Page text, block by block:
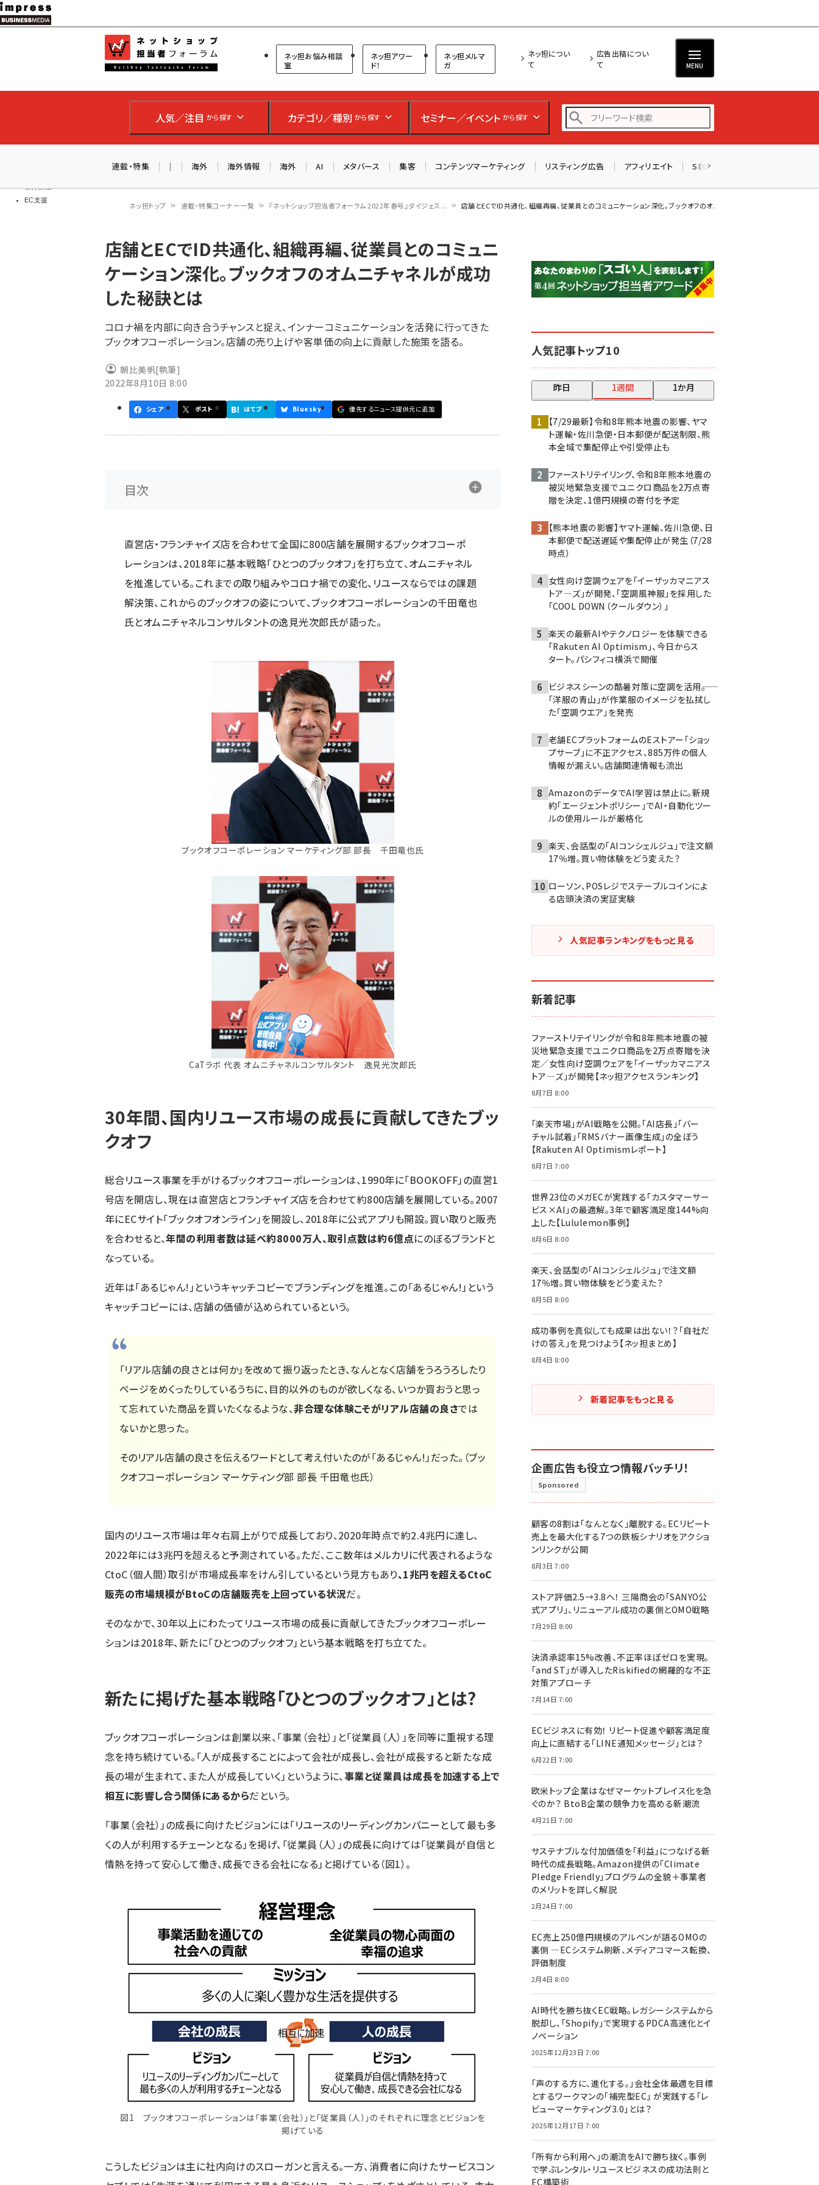
メ
イ
ン
ツ
移
教育講座
EC支援
ネットショップ担当者フォーラム
ネッ担お悩み相談
室
ネッ担アワー
ド！
ネッ担メルマ
ガ
ネッ担につい
て
広告出稿につい
て
MENU
人気／注目 から探す カテゴリ／種別 から探す セミナー／イベント から探す
yahoo (1901)
アスクル (1119)
base (1077)
連載・特集 | 海外 海外情報 海外 AI メタバース 集客 コンテンツマーケティング リスティング広告 アフィリエイト SEO
ン
く
ず
ネッ担トップ 連載・特集コーナー一覧 『ネットショップ担当者フォーラム 2022年春号』ダイジェス... 店舗とECでID共通化、組織再編、従業員とのコミュニケーション深化。ブックオフのオムニチャネルが成功した秘訣とは
店舗とECでID共通化、組織再編、従業員とのコミュニ
ケーション深化。ブックオフのオムニチャネルが成功
した秘訣とは
コロナ禍を内部に向き合うチャンスと捉え、インナーコミュニケーションを活発に行ってきた
ブックオフコーポレーション。店舗の売り上げや客単価の向上に貢献した施策を語る。
朝比美帆[執筆]
2022年8月10日 8:00
シェア ポスト はてブ Bluesky 優先するニュース提供元に追加
目次
直営店・フランチャイズ店を合わせて全国に800店舗を展開するブックオフコーポ
レーションは、2018年に基本戦略「ひとつのブックオフ」を打ち立て、オムニチャネル
を推進している。これまでの取り組みやコロナ禍での変化、リユースならではの課題
解決策、これからのブックオフの姿について、ブックオフコーポレーションの千田竜也
氏とオムニチャネルコンサルタントの逸見光次郎氏が語った。
ブックオフコーポレーション マーケティング部 部長 千田竜也氏
CaTラボ 代表 オムニチャネルコンサルタント 逸見光次郎氏
30年間、国内リユース市場の成長に貢献してきたブッ
クオフ
総合リユース事業を手がけるブックオフコーポレーションは、1990年に「BOOKOFF」の直営1
号店を開店し、現在は直営店とフランチャイズ店を合わせて約800店舗を展開している。2007
年にECサイト「ブックオフオンライン」を開設し、2018年に公式アプリも開設。買い取りと販売
を合わせると、年間の利用者数は延べ約8000万人、取引点数は約6億点にのぼるブランドと
なっている。
近年は「あるじゃん!」というキャッチコピーでブランディングを推進。この「あるじゃん!」という
キャッチコピーには、店舗の価値が込められているという。
「リアル店舗の良さとは何か」を改めて振り返ったとき、なんとなく店舗をうろうろしたり
ページをめくったりしているうちに、目的以外のものが欲しくなる、いつか買おうと思っ
て忘れていた商品を買いたくなるような、非合理な体験こそがリアル店舗の良さでは
ないかと思った。
そのリアル店舗の良さを伝えるワードとして考え付いたのが「あるじゃん!」だった。（ブッ
クオフコーポレーション マーケティング部 部長 千田竜也氏）
国内のリユース市場は年々右肩上がりで成長しており、2020年時点で約2.4兆円に達し、
2022年には3兆円を超えると予測されている。ただ、ここ数年はメルカリに代表されるような
CtoC（個人間）取引が市場成長率をけん引しているという見方もあり、1兆円を超えるCtoC
販売の市場規模がBtoCの店舗販売を上回っている状況だ。
そのなかで、30年以上にわたってリユース市場の成長に貢献してきたブックオフコーポレー
ションは2018年、新たに「ひとつのブックオフ」という基本戦略を打ち立てた。
新たに掲げた基本戦略「ひとつのブックオフ」とは?
ブックオフコーポレーションは創業以来、「事業（会社）」と「従業員（人）」を同等に重視する理
念を持ち続けている。「人が成長することによって会社が成長し、会社が成長すると新たな成
長の場が生まれて、また人が成長していく」というように、事業と従業員は成長を加速する上で
相互に影響し合う関係にあるからだという。
「事業（会社）」の成長に向けたビジョンには「リユースのリーディングカンパニーとして最も多
くの人が利用するチェーンとなる」を掲げ、「従業員（人）」の成長に向けては「従業員が自信と
情熱を持って安心して働き、成長できる会社になる」と掲げている（図1）。
図1 ブックオフコーポレーションは「事業（会社）」と「従業員（人）」のそれぞれに理念とビジョンを
掲げている
こうしたビジョンは主に社内向けのスローガンと言える。一方、消費者に向けたサービスコン
人気記事トップ10
昨日 1週間 1か月
【7/29最新】令和8年熊本地震の影響、ヤマ
ト運輸・佐川急便・日本郵便が配送制限、熊
本全域で集配停止や引受停止も
ファーストリテイリング、令和8年熊本地震の
被災地緊急支援でユニクロ商品を2万点寄
贈を決定、1億円規模の寄付を予定
【熊本地震の影響】ヤマト運輸、佐川急便、日
本郵便で配送遅延や集配停止が発生（7/28
時点）
女性向け空調ウェアを「イーザッカマニアス
トア―ズ」が開発、「空調風神服」を採用した
「COOL DOWN（クールダウン）」
楽天の最新AIやテクノロジーを体験できる
「Rakuten AI Optimism」、今日からス
タート。パシフィコ横浜で開催
ビジネスシーンの酷暑対策に空調を活用――。
「洋服の青山」が作業服のイメージを払拭し
た「空調ウエア」を発売
老舗ECプラットフォームのEストアー「ショッ
プサーブ」に不正アクセス、885万件の個人
情報が漏えい。店舗関連情報も流出
AmazonのデータでAI学習は禁止に。新規
約「エージェントポリシー」でAI・自動化ツー
ルの使用ルールが厳格化
楽天、会話型の「AIコンシェルジュ」で注文額
17％増。買い物体験をどう変えた？
ローソン、POSレジでステーブルコインによ
る店頭決済の実証実験
人気記事ランキングをもっと見る
新着記事
ファーストリテイリングが令和8年熊本地震の被
災地緊急支援でユニクロ商品を2万点寄贈を決
定／女性向け空調ウェアを「イーザッカマニアス
トア―ズ」が開発【ネッ担アクセスランキング】
8月7日 8:00
「楽天市場」がAI戦略を公開。「AI店長」「バー
チャル試着」「RMSバナー画像生成」の全ぼう
【Rakuten AI Optimismレポート】
8月7日 7:00
世界23位のメガECが実践する「カスタマーサー
ビス×AI」の最適解。3年で顧客満足度144%向
上した【Lululemon事例】
8月6日 8:00
楽天、会話型の「AIコンシェルジュ」で注文額
17％増。買い物体験をどう変えた？
8月5日 8:00
成功事例を真似しても成果は出ない！？「自社だ
けの答え」を見つけよう【ネッ担まとめ】
8月4日 8:00
新着記事をもっと見る
企画広告も役立つ情報バッチリ！
Sponsored
顧客の8割は「なんとなく」離脱する。ECリピート
売上を最大化する7つの鉄板シナリオをアクショ
ンリンクが公開
8月3日 7:00
ストア評価2.5→3.8へ！ 三陽商会の「SANYO公
式アプリ」、リニューアル成功の裏側とOMO戦略
7月29日 8:00
決済承認率15%改善、不正率ほぼゼロを実現。
「and ST」が導入したRiskifiedの網羅的な不正
対策アプローチ
7月14日 7:00
ECビジネスに有効！ リピート促進や顧客満足度
向上に直結する「LINE通知メッセージ」とは？
6月22日 7:00
欧米トップ企業はなぜマーケットプレイス化を急
ぐのか？ BtoB企業の競争力を高める新潮流
4月21日 7:00
サステナブルな付加価値を「利益」につなげる新
時代の成長戦略。Amazon提供の「Climate
Pledge Friendly」プログラムの全貌＋事業者
のメリットを詳しく解説
2月24日 7:00
EC売上250億円規模のアルペンが語るOMOの
裏側 ―ECシステム刷新、メディアコマース転換、
評価制度
2月4日 8:00
AI時代を勝ち抜くEC戦略。レガシーシステムから
脱却し、「Shopify」で実現するPDCA高速化とイ
ノベーション
2025年12月23日 7:00
「声のする方に、進化する。」会社全体最適を目標
とするワークマンの「補完型EC」 が実践する「レ
ビューマーケティング3.0」とは？
2025年12月17日 7:00
「所有から利用へ」の潮流をAIで勝ち抜く。事例
で学ぶレンタル・リユースビジネスの成功法則と
EC構築術